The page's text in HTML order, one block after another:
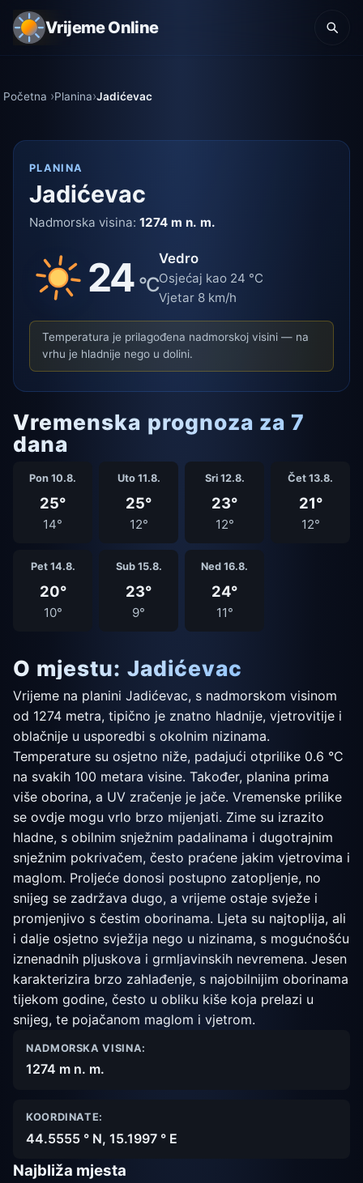
Vrijeme Online
Početna Planina Jadićevac
PLANINA
Jadićevac
Nadmorska visina:1274 m n. m.
24 °C
Vedro
Osjećaj kao 24 °C
Vjetar 8 km/h
Temperatura je prilagođena nadmorskoj visini — na
vrhu je hladnije nego u dolini.
Vremenska prognoza za 7
dana
Pon 10.8.
25°
14°
Uto 11.8.
25°
12°
Sri 12.8.
23°
12°
Čet 13.8.
21°
12°
Pet 14.8.
20°
10°
Sub 15.8.
23°
9°
Ned 16.8.
24°
11°
O mjestu: Jadićevac
Vrijeme na planini Jadićevac, s nadmorskom visinom
od 1274 metra, tipično je znatno hladnije, vjetrovitije i
oblačnije u usporedbi s okolnim nizinama.
Temperature su osjetno niže, padajući otprilike 0.6 °C
na svakih 100 metara visine. Također, planina prima
više oborina, a UV zračenje je jače. Vremenske prilike
se ovdje mogu vrlo brzo mijenjati. Zime su izrazito
hladne, s obilnim snježnim padalinama i dugotrajnim
snježnim pokrivačem, često praćene jakim vjetrovima i
maglom. Proljeće donosi postupno zatopljenje, no
snijeg se zadržava dugo, a vrijeme ostaje svježe i
promjenjivo s čestim oborinama. Ljeta su najtoplija, ali
i dalje osjetno svježija nego u nizinama, s mogućnošću
iznenadnih pljuskova i grmljavinskih nevremena. Jesen
karakterizira brzo zahlađenje, s najobilnijim oborinama
tijekom godine, često u obliku kiše koja prelazi u
snijeg, te pojačanom maglom i vjetrom.
NADMORSKA VISINA:
1274 m n. m.
KOORDINATE:
44.5555 ° N, 15.1997 ° E
Najbliža mjesta